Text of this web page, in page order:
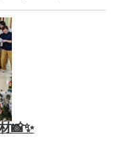
📸✨